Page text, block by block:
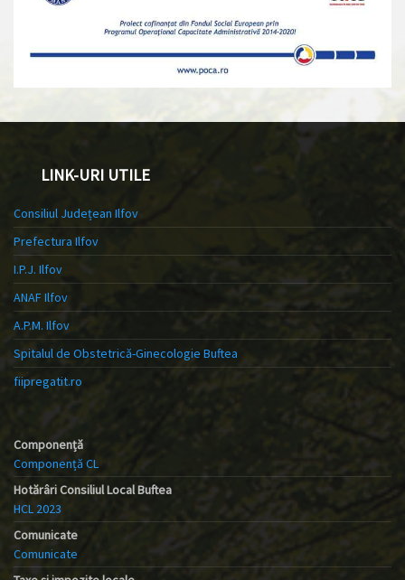
LINK-URI UTILE
Consiliul Județean Ilfov
Prefectura Ilfov
I.P.J. Ilfov
ANAF Ilfov
A.P.M. Ilfov
Spitalul de Obstetrică-Ginecologie Buftea
fiipregatit.ro
Componență
Componență CL
Hotărâri Consiliul Local Buftea
HCL 2023
Comunicate
Comunicate